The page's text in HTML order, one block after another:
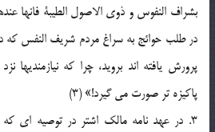
بشراف النفوس و ذوي الاصول الطيبة فانها
در طلب حوائج به سراغ مردم شريف النفس كه
پرورش يافته اند برويد، چرا كه نيازمنديها
پاكيزه تر صورت مي گيرد!» (3)
3. در عهد نامه مالك اشتر در توصيه اي